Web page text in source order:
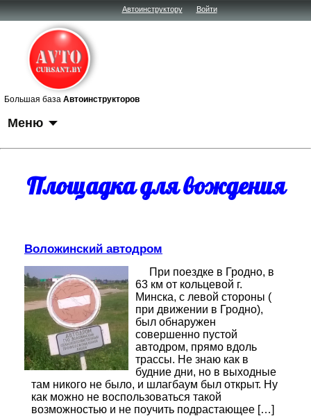
Автоинструктору Войти
Большая база Автоинструкторов
Меню
Площадка для вождения
Воложинский автодром
При поездке в Гродно, в
63 км от кольцевой г.
Минска, с левой стороны (
при движении в Гродно),
был обнаружен
совершенно пустой
автодром, прямо вдоль
трассы. Не знаю как в
будние дни, но в выходные
там никого не было, и шлагбаум был открыт. Ну
как можно не воспользоваться такой
возможностью и не поучить подрастающее […]